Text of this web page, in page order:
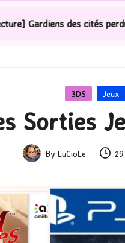
: Le roman
Posted
3DS Jeux
Sorties
Posted
By LuCioLe